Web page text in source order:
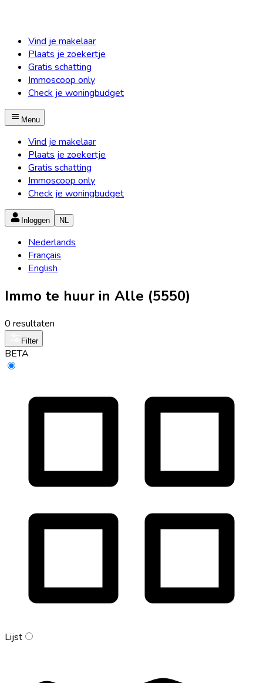
Vind je makelaar
Plaats je zoekertje
Gratis schatting
Immoscoop only
Check je woningbudget
Menu
Vind je makelaar
Plaats je zoekertje
Gratis schatting
Immoscoop only
Check je woningbudget
Inloggen NL
Nederlands
Français
English
Immo te huur in Alle (5550)
0 resultaten
Filter
BETA
Lijst